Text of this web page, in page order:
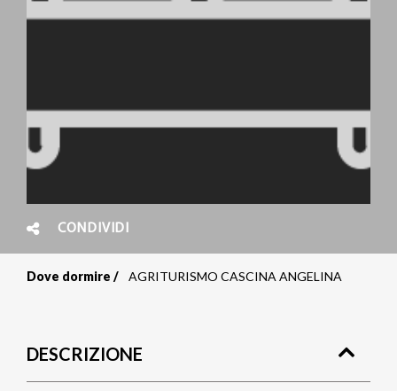
CONDIVIDI
pane
Dove dormire AGRITURISMO CASCINA ANGELINA
DESCRIZIONE